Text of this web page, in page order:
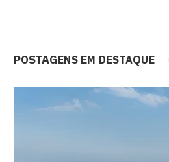
POSTAGENS EM DESTAQUE